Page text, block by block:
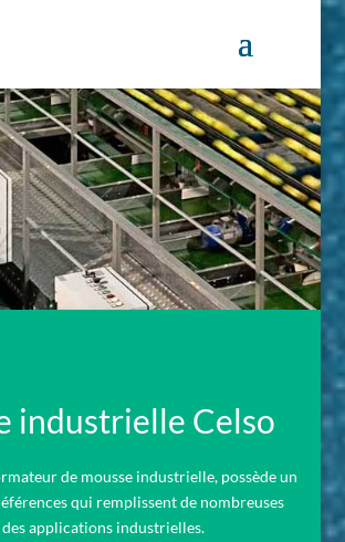
industrielle Celso
de mousse industrielle, possède un
qui remplissent de nombreuses
applications industrielles.